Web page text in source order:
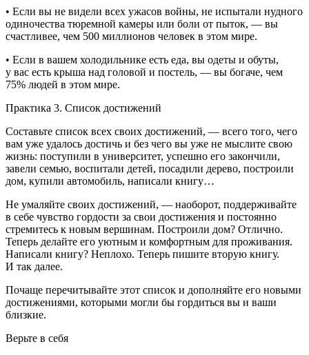
• Если вы не видели всех ужасов войны, не испытали нудного
одиночества тюремной камеры или боли от пыток, — вы
счастливее, чем 500 миллионов человек в этом мире.
• Если в вашем холодильнике есть еда, вы одеты и обуты,
у вас есть крыша над головой и постель, — вы богаче, чем
75% людей в этом мире.
Практика 3. Список достижений
Составьте список всех своих достижений, — всего того, чего
вам уже удалось достичь и без чего вы уже не мыслите свою
жизнь: поступили в университет, успешно его закончили,
завели семью, воспитали детей, посадили дерево, построили
дом, купили автомобиль, написали книгу…
Не умаляйте своих достижений, — наоборот, поддерживайте
в себе чувство гордости за свои достижения и постоянно
стремитесь к новым вершинам. Построили дом? Отлично.
Теперь делайте его уютным и комфортным для проживания.
Написали книгу? Неплохо. Теперь пишите вторую книгу.
И так далее.
Почаще перечитывайте этот список и дополняйте его новыми
достижениями, которыми могли бы гордиться вы и ваши
близкие.
Верьте в себя